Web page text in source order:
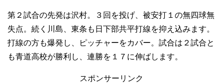
第２試合の先発は沢村。３回を投げ、被安打１の無四球無
失点。続く川島、東条も日下部共平打線を抑え込みます。
打線の方も爆発し、ピッチャーをカバー。試合は２試合と
も青道高校が勝利し、連勝を１７に伸ばします。
スポンサーリンク